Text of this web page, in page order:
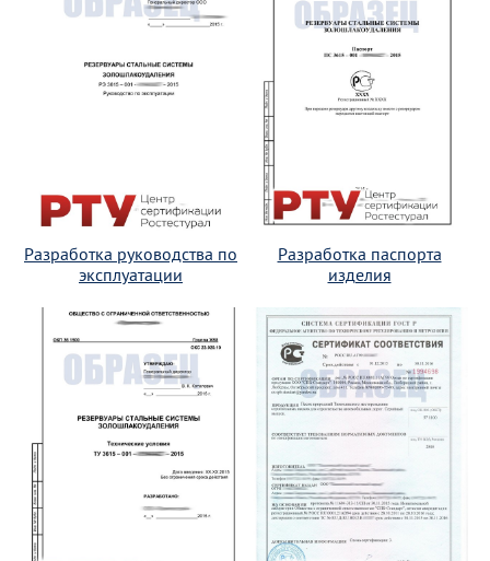
Разработка руководства по
эксплуатации
Разработка паспорта
изделия